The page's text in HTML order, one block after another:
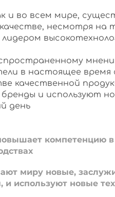
и во всем мире,
несмотря на
в настоящее время
качественной
и используют
день
компетенцию
миру новые,
и используют новые